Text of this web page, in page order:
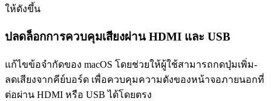
ให้ดังขึ้น
ปลดล็อกการควบคุมเสียงผ่าน HDMI และ USB
แก้ไขข้อจำกัดของ macOS โดยช่วยให้ผู้ใช้สามารถกดปุ่มเพิ่ม-
ลดเสียงจากคีย์บอร์ด เพื่อควบคุมความดังของหน้าจอภายนอกที่
ต่อผ่าน HDMI หรือ USB ได้โดยตรง